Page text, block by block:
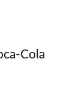
Cola